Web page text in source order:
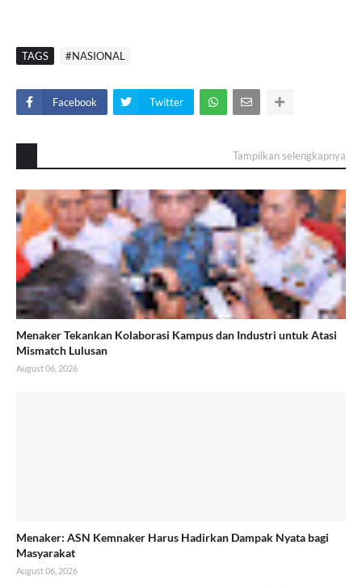
TAGS #NASIONAL
Facebook Twitter
Tampilkan selengkapnya
Menaker Tekankan Kolaborasi Kampus dan Industri untuk Atasi
Mismatch Lulusan
August 06, 2026
Menaker: ASN Kemnaker Harus Hadirkan Dampak Nyata bagi
Masyarakat
August 06, 2026